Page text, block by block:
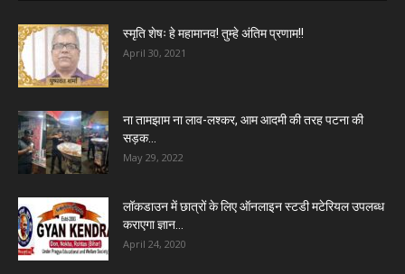
स्मृति शेषः हे महामानव! तुम्हे अंतिम प्रणाम!!
April 30, 2021
ना तामझाम ना लाव-लश्कर, आम आदमी की तरह पटना की
सड़क...
May 29, 2022
लॉकडाउन में छात्रों के लिए ऑनलाइन स्टडी मटेरियल उपलब्ध
कराएगा ज्ञान...
April 24, 2020